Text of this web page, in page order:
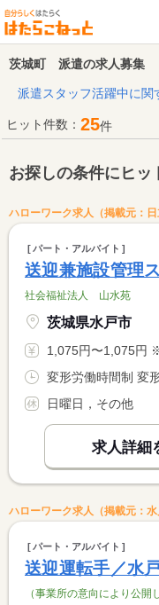
茨城町 派遣の求人募集
派遣スタッフ活躍中に関
ヒット件数： 25件
お探しの条件にヒッ
ハローワーク求人（掲載元：日
パート・アルバイト
送迎兼施設管理
社会福祉法人 山水苑
茨城県水戸市
1,075円〜1,075円 ※フルタイム求人の
日曜日，その他
求人詳細
ハローワーク求人（掲載元：水
パート・アルバイト
送迎運転手／水
（事業所の意向により公開